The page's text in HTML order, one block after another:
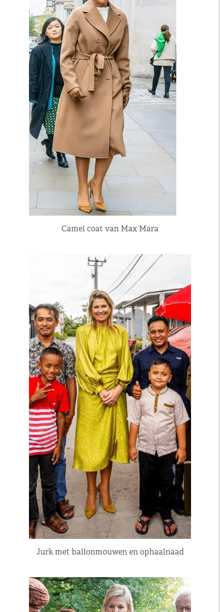
Camel coat van Max Mara
Jurk met ballonmouwen en ophaalnaad